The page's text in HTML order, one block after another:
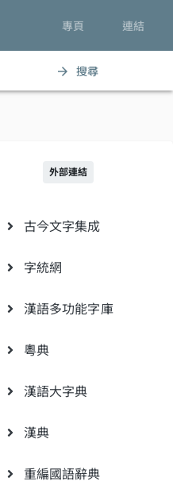
專頁 連結
arrow_forward 搜尋
外部連結
古今文字集成
字統網
漢語多功能字庫
粵典
漢語大字典
漢典
重編國語辭典